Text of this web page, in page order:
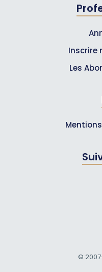
Inscrire
Les
©